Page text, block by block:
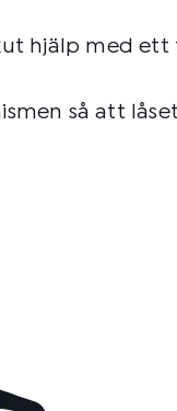
hjälp med ett
så att